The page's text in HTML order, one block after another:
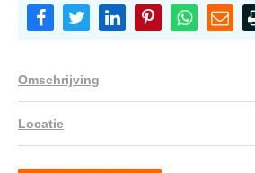
Omschrijving
Locatie